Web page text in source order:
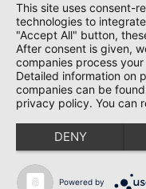
This site uses consent-
technologies to
"Accept All" button,
After consent is given,
companies process
Detailed information on
companies can be
privacy policy. You can
DENY
Powered by